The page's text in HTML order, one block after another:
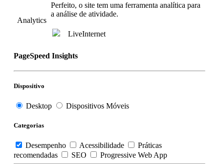
Analytics
Perfeito, o site tem uma ferramenta analítica para
a análise de atividade.
LiveInternet
PageSpeed Insights
Dispositivo
Desktop Dispositivos Móveis
Categorias
Desempenho Acessibilidade
Práticas
recomendadas
SEO Progressive Web App